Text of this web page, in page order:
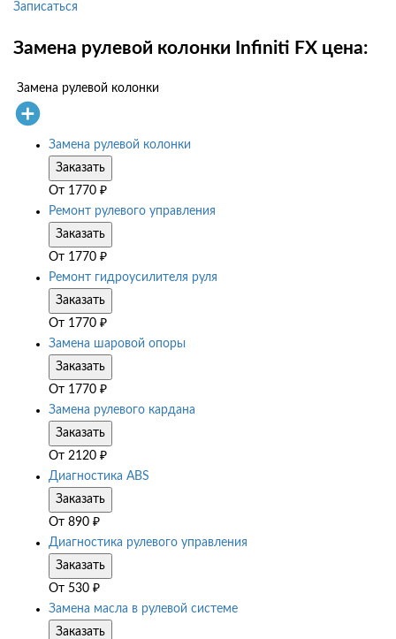
Записаться
Замена рулевой колонки Infiniti FX цена:
Замена рулевой колонки
Замена рулевой колонки
Заказать
От 1770 ₽
Ремонт рулевого управления
Заказать
От 1770 ₽
Ремонт гидроусилителя руля
Заказать
От 1770 ₽
Замена шаровой опоры
Заказать
От 1770 ₽
Замена рулевого кардана
Заказать
От 2120 ₽
Диагностика ABS
Заказать
От 890 ₽
Диагностика рулевого управления
Заказать
От 530 ₽
Замена масла в рулевой системе
Заказать